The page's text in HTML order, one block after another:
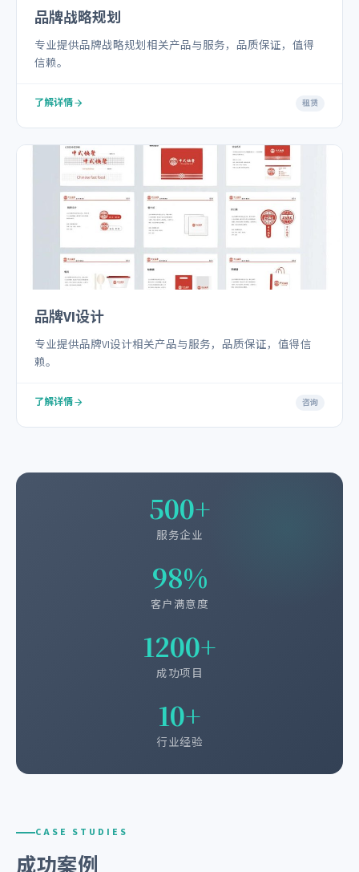
品牌战略规划
专业提供品牌战略规划相关产品与服务，品质保证，值得
信赖。
了解详情 租赁
品牌VI设计
专业提供品牌VI设计相关产品与服务，品质保证，值得信
赖。
了解详情 咨询
500+
服务企业
98%
客户满意度
1200+
成功项目
10+
行业经验
CASE STUDIES